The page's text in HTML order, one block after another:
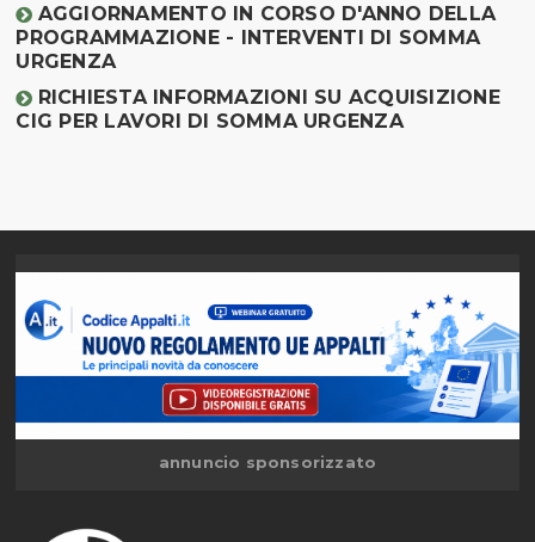
AGGIORNAMENTO IN CORSO D'ANNO DELLA
PROGRAMMAZIONE - INTERVENTI DI SOMMA
URGENZA
RICHIESTA INFORMAZIONI SU ACQUISIZIONE
CIG PER LAVORI DI SOMMA URGENZA
annuncio sponsorizzato